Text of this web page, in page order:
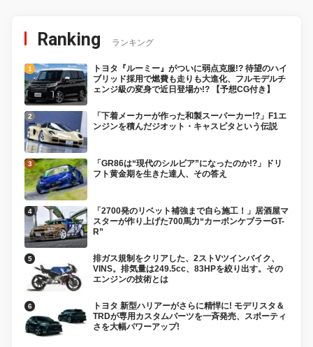
Ranking ランキング
トヨタ『ルーミー』がついに弱点克服!? 待望のハイ
ブリッド採用で燃費も走りも大進化、フルモデルチ
ェンジ級の変身で近日登場か!? 【予想CG付き】
「下着メーカーが作った和製スーパーカー!?」F1エ
ンジンを積んだジオット・キャスピタという伝説
「GR86は“現代のシルビア”になったのか!?」ドリ
フト黄金期を生きた達人、その答え
「2700発のリベット補強まで自ら施工！」居酒屋マ
スターが作り上げた700馬力“カーボンケブラーGT-
R”
排ガス規制をクリアした、2ストVツインバイク、
VINS。排気量は249.5cc、83HPを絞り出す。その
エンジンの技術とは
トヨタ 新型ハリアーがさらに精悍に! モデリスタ＆
TRDが専用カスタムパーツを一斉発売、スポーティ
さを大幅パワーアップ!